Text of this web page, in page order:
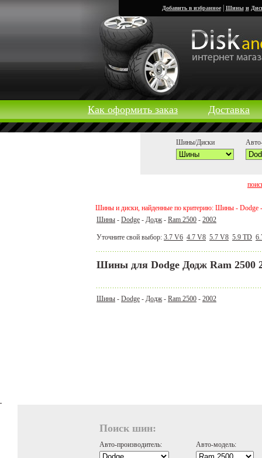
Добавить в избранное| Шины и
Как оформить заказ Доставка
Шины/Диски
Шины и диски, найденные по критерию: Шины - Dodge
Шины - Dodge - Додж- Ram 2500 - 2002
Уточните свой выбор: 3.7 V6 4.7 V8 5.7 V8 5.9 TD
Шины для Dodge Додж Ram 2500
Шины - Dodge - Додж- Ram 2500 - 2002
Поиск шин:
Авто-производитель: Авто-модель: